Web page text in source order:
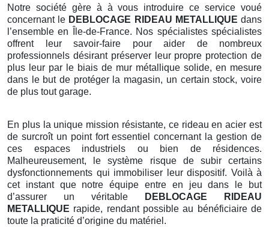
Notre société gère à à vous introduire ce service voué
concernant le DEBLOCAGE RIDEAU METALLIQUE dans
l’ensemble en Île-de-France. Nos spécialistes spécialistes
offrent leur savoir-faire pour aider de nombreux
professionnels désirant préserver leur propre protection de
plus leur par le biais de mur métallique solide, en mesure
dans le but de protéger la magasin, un certain stock, voire
de plus tout garage.
En plus la unique mission résistante, ce rideau en acier est
de surcroît un point fort essentiel concernant la gestion de
ces espaces industriels ou bien de résidences.
Malheureusement, le système risque de subir certains
dysfonctionnements qui immobiliser leur dispositif. Voilà à
cet instant que notre équipe entre en jeu dans le but
d’assurer un véritable
DEBLOCAGE RIDEAU
METALLIQUE rapide, rendant possible au bénéficiaire de
toute la praticité d’origine du matériel.